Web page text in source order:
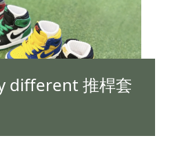
different 推桿套